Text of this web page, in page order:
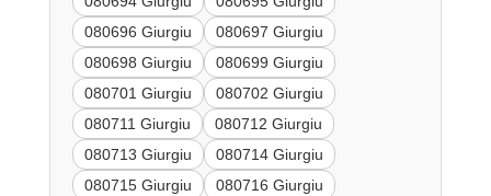
080696 Giurgiu
080697 Giurgiu
080698 Giurgiu
080699 Giurgiu
080701 Giurgiu
080702 Giurgiu
080711 Giurgiu
080712 Giurgiu
080713 Giurgiu
080714 Giurgiu
080715 Giurgiu
080716 Giurgiu